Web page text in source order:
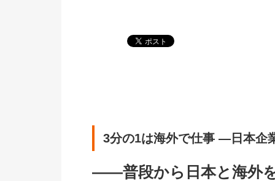
3分の1は海外で仕事 ―日本企
――普段から日本と海外